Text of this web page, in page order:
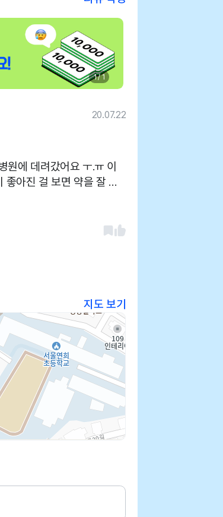
1 / 1
20.07.22
원에 데려갔어요 ㅜ.ㅠ 이
아진 걸 보면 약을 잘 처
금방 진료봐주시고 간호
지도 보기